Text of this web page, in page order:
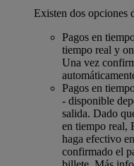
Existen dos opciones
Pagos en
tiempo real y
Una vez
Pagos en
- disponible
salida. Dado
en tiempo real,
haga efectivo
confirmado el